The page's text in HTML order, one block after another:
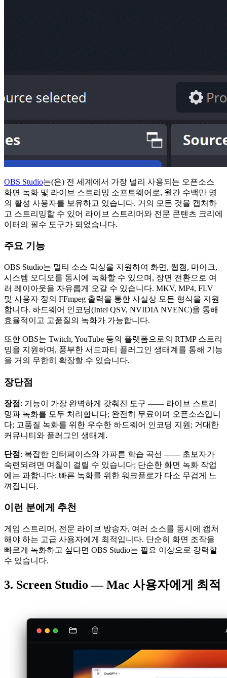
OBS Studio는(은) 전 세계에서 가장 널리 사용되는 오픈소스
화면 녹화 및 라이브 스트리밍 소프트웨어로, 월간 수백만 명
의 활성 사용자를 보유하고 있습니다. 거의 모든 것을 캡처하
고 스트리밍할 수 있어 라이브 스트리머와 전문 콘텐츠 크리에
이터의 필수 도구가 되었습니다.
주요 기능
OBS Studio는 멀티 소스 믹싱을 지원하여 화면, 웹캠, 마이크,
시스템 오디오를 동시에 녹화할 수 있으며, 장면 전환으로 여
러 레이아웃을 자유롭게 오갈 수 있습니다. MKV, MP4, FLV
및 사용자 정의 FFmpeg 출력을 통한 사실상 모든 형식을 지원
합니다. 하드웨어 인코딩(Intel QSV, NVIDIA NVENC)을 통해
효율적이고 고품질의 녹화가 가능합니다.
또한 OBS는 Twitch, YouTube 등의 플랫폼으로의 RTMP 스트리
밍을 지원하며, 풍부한 서드파티 플러그인 생태계를 통해 기능
을 거의 무한히 확장할 수 있습니다.
장단점
장점 : 기능이 가장 완벽하게 갖춰진 도구 —— 라이브 스트리
밍과 녹화를 모두 처리합니다; 완전히 무료이며 오픈소스입니
다; 고품질 녹화를 위한 우수한 하드웨어 인코딩 지원; 거대한
커뮤니티와 플러그인 생태계.
단점 : 복잡한 인터페이스와 가파른 학습 곡선 —— 초보자가
숙련되려면 며칠이 걸릴 수 있습니다; 단순한 화면 녹화 작업
에는 과합니다; 빠른 녹화를 위한 워크플로가 다소 무겁게 느
껴집니다.
이런 분에게 추천
게임 스트리머, 전문 라이브 방송자, 여러 소스를 동시에 캡처
해야 하는 고급 사용자에게 최적입니다. 단순히 화면 조작을
빠르게 녹화하고 싶다면 OBS Studio는 필요 이상으로 강력할
수 있습니다.
3. Screen Studio — Mac 사용자에게 최적